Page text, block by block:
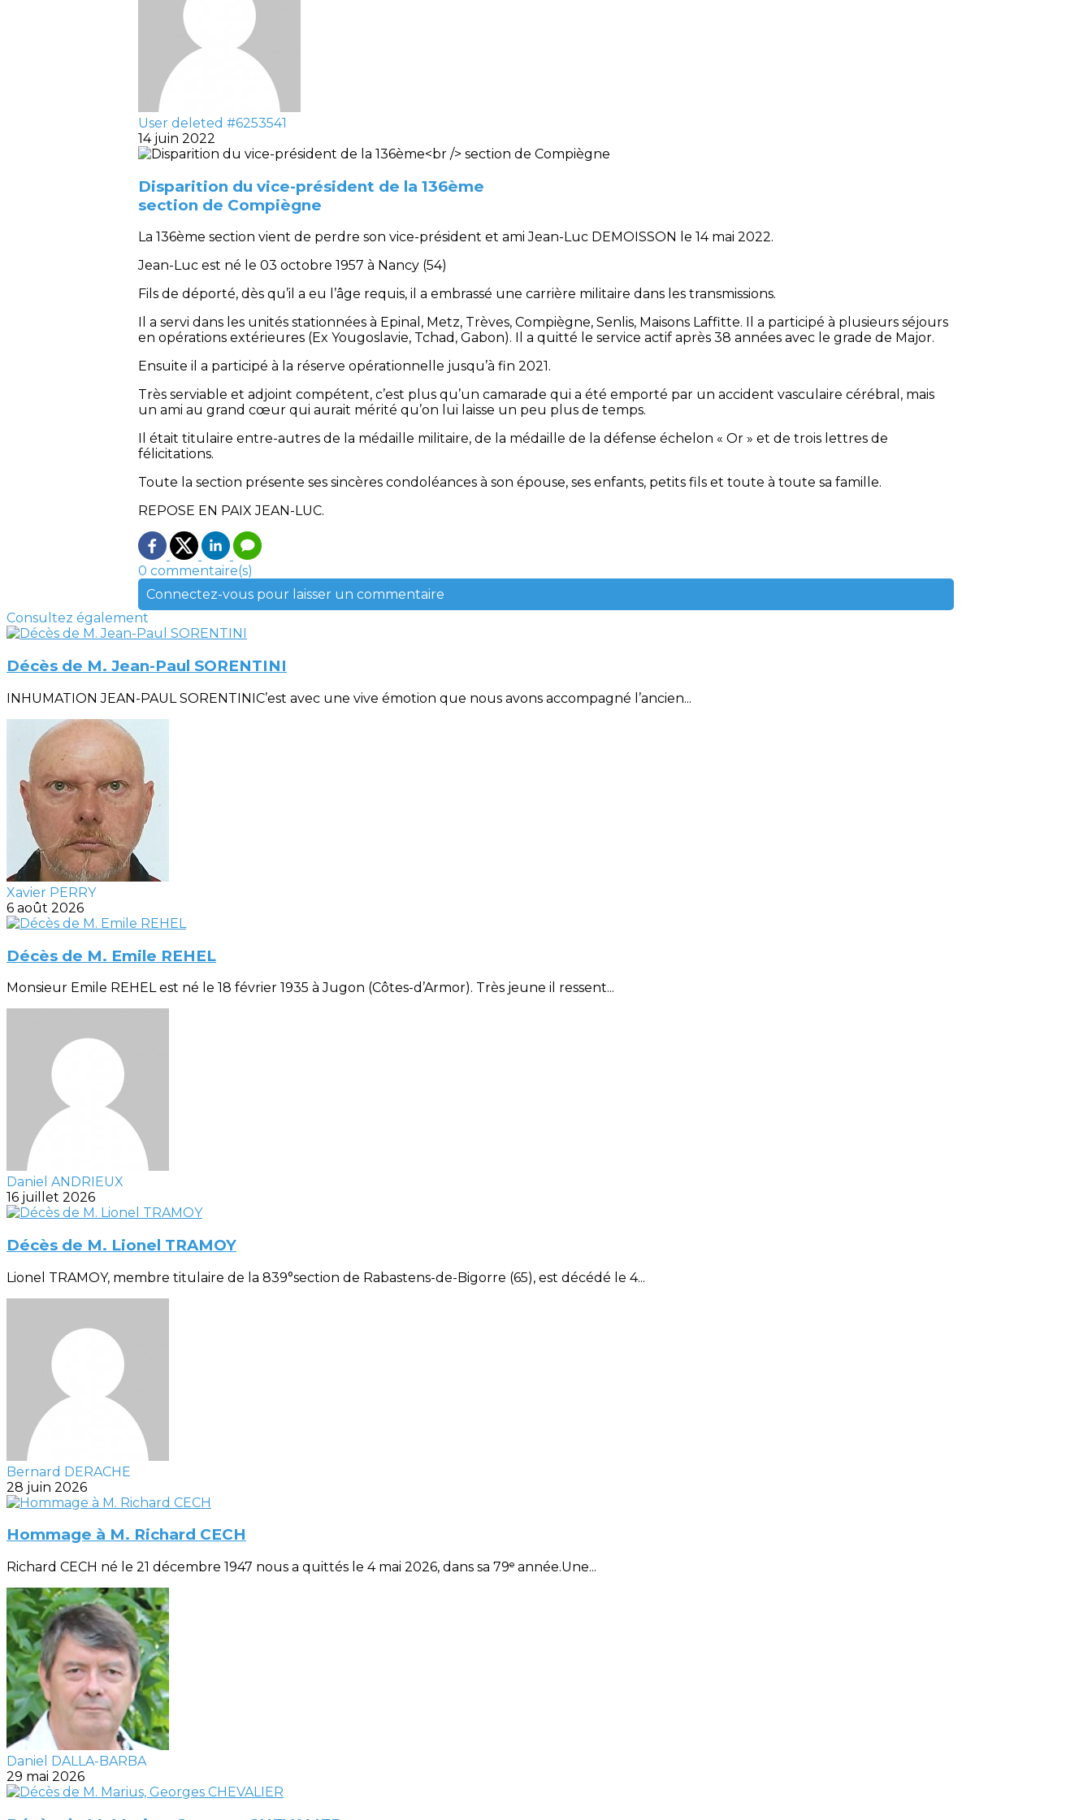
User deleted #6253541
14 juin 2022
Disparition du vice-président de la 136ème
section de Compiègne
La 136ème section vient de perdre son vice-président et ami Jean-Luc DEMOISSON le 14 mai 2022.
Jean-Luc est né le 03 octobre 1957 à Nancy (54)
Fils de déporté, dès qu’il a eu l’âge requis, il a embrassé une carrière militaire dans les transmissions.
Il a servi dans les unités stationnées à Epinal, Metz, Trèves, Compiègne, Senlis, Maisons Laffitte. Il a participé à plusieurs séjours
en opérations extérieures (Ex Yougoslavie, Tchad, Gabon). Il a quitté le service actif après 38 années avec le grade de Major.
Ensuite il a participé à la réserve opérationnelle jusqu’à fin 2021.
Très serviable et adjoint compétent, c’est plus qu’un camarade qui a été emporté par un accident vasculaire cérébral, mais
un ami au grand cœur qui aurait mérité qu’on lui laisse un peu plus de temps.
Il était titulaire entre-autres de la médaille militaire, de la médaille de la défense échelon « Or » et de trois lettres de
félicitations.
Toute la section présente ses sincères condoléances à son épouse, ses enfants, petits fils et toute à toute sa famille.
REPOSE EN PAIX JEAN-LUC.
0 commentaire(s)
Connectez-vous pour laisser un commentaire
Consultez également
Décès de M. Jean-Paul SORENTINI
INHUMATION JEAN-PAUL SORENTINIC’est avec une vive émotion que nous avons accompagné l’ancien...
Xavier PERRY
6 août 2026
Décès de M. Emile REHEL
Monsieur Emile REHEL est né le 18 février 1935 à Jugon (Côtes-d’Armor). Très jeune il ressent...
Daniel ANDRIEUX
16 juillet 2026
Décès de M. Lionel TRAMOY
Lionel TRAMOY, membre titulaire de la 839°section de Rabastens-de-Bigorre (65), est décédé le 4...
Bernard DERACHE
28 juin 2026
Hommage à M. Richard CECH
Richard CECH né le 21 décembre 1947 nous a quittés le 4 mai 2026, dans sa 79ᵉ année.Une...
Daniel DALLA-BARBA
29 mai 2026